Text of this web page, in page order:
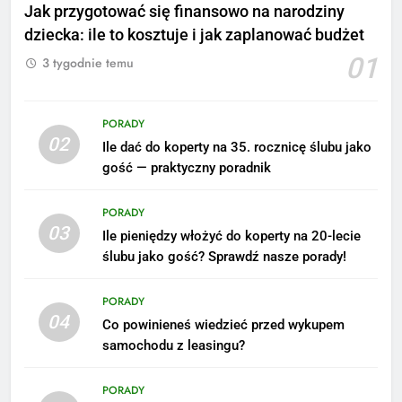
Jak przygotować się finansowo na narodziny
dziecka: ile to kosztuje i jak zaplanować budżet
01
3 tygodnie temu
02
PORADY
Ile dać do koperty na 35. rocznicę ślubu jako
gość — praktyczny poradnik
03
PORADY
Ile pieniędzy włożyć do koperty na 20-lecie
ślubu jako gość? Sprawdź nasze porady!
04
PORADY
Co powinieneś wiedzieć przed wykupem
samochodu z leasingu?
PORADY
5
Ile zarabia podolog: poznajmy
zainspirują
ZAROBKI